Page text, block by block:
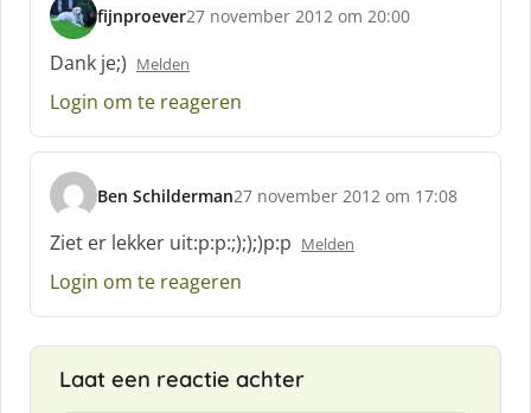
fijnproever
s
c
h
r
e
f
:
27 november 2012 om 20:00
Dank je;) Melden
Login om te reageren
Ben Schilderman
s
c
h
r
27 november 2012 om 17:08
Ziet er lekker uit:p:p:;););)p:p Melden
Login om te reageren
Laat een reactie achter